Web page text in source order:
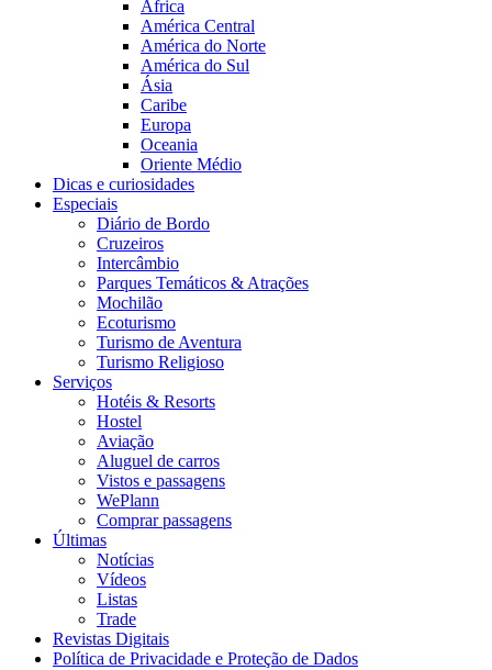
África
América Central
América do Norte
América do Sul
Ásia
Caribe
Europa
Oceania
Oriente Médio
Dicas e curiosidades
Especiais
Diário de Bordo
Cruzeiros
Intercâmbio
Parques Temáticos & Atrações
Mochilão
Ecoturismo
Turismo de Aventura
Turismo Religioso
Serviços
Hotéis & Resorts
Hostel
Aviação
Aluguel de carros
Vistos e passagens
WePlann
Comprar passagens
Últimas
Notícias
Vídeos
Listas
Trade
Revistas Digitais
Política de Privacidade e Proteção de Dados